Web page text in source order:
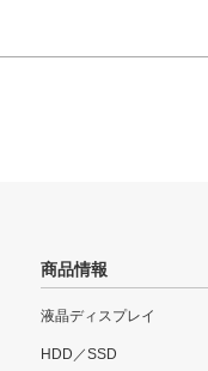
商品情報
液晶ディスプレイ
HDD／SSD